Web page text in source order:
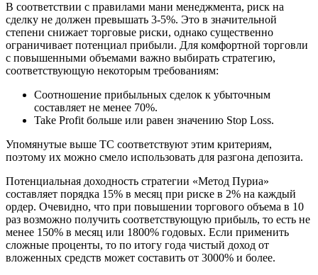
В соответствии с правилами мани менеджмента, риск на
сделку не должен превышать 3-5%. Это в значительной
степени снижает торговые риски, однако существенно
ограничивает потенциал прибыли. Для комфортной торговли
с повышенными объемами важно выбирать стратегию,
соответствующую некоторым требованиям:
Соотношение прибыльных сделок к убыточным
составляет не менее 70%.
Take Profit больше или равен значению Stop Loss.
Упомянутые выше ТС соответствуют этим критериям,
поэтому их можно смело использовать для разгона депозита.
Потенциальная доходность стратегии «Метод Пуриа»
составляет порядка 15% в месяц при риске в 2% на каждый
ордер. Очевидно, что при повышении торгового объема в 10
раз возможно получить соответствующую прибыль, то есть не
менее 150% в месяц или 1800% годовых. Если применить
сложные проценты, то по итогу года чистый доход от
вложенных средств может составить от 3000% и более.